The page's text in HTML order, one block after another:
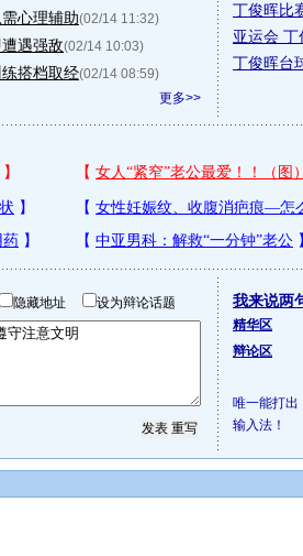
心理辅助(02/14 11:32)
遇强敌(02/14 10:03)
搭档取经(02/14 08:59)
更多>>
丁俊晖比
亚运会 丁
丁俊晖台
隐藏地址 设为辩论话题 我来说两
精华区
辩论区
唯一能打出
输入法！